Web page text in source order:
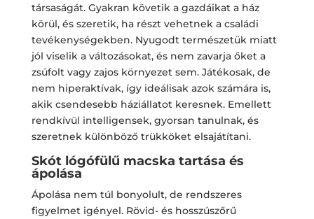
társaságát. Gyakran követik a gazdáikat a ház
körül, és szeretik, ha részt vehetnek a családi
tevékenységekben. Nyugodt természetük miatt
jól viselik a változásokat, és nem zavarja őket a
zsúfolt vagy zajos környezet sem. Játékosak, de
nem hiperaktívak, így ideálisak azok számára is,
akik csendesebb háziállatot keresnek. Emellett
rendkívül intelligensek, gyorsan tanulnak, és
szeretnek különböző trükköket elsajátítani.
Skót lógófülű macska tartása és
ápolása
Ápolása nem túl bonyolult, de rendszeres
figyelmet igényel. Rövid- és hosszúszőrű